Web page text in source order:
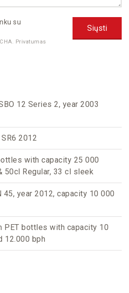
su
Privatumas
12 Series 2, year 2003
2012
with capacity 25 000
50cl Regular, 33 cl sleek
45, year 2012, capacity 10 000
PET bottles with capacity 10
12.000 bph